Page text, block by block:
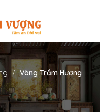
Vòng Trầm Hương